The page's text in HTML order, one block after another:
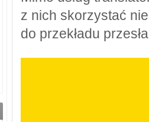
z nich skorzystać
do przekładu